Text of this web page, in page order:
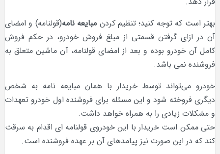
بهتر است که توجه کنید؛ تنظیم کردن مبایعه نامه(قولنامه) و امضای
آن در ازای گرفتن قسمتی از مبلغ فروش خودرو، در حکم فروش
کامل آن خودرو بوده و بعد از امضای قولنامه، آن ماشین متعلق به
فروشنده نمی باشد.
خودرو می‌تواند توسط خریدار با همان مبایعه نامه به شخص
دیگری فروخته شود و این مسئله برای فروشنده اول خودرو تعهدات
و مشکلات زیادی را به همراه خواهد داشت.
حتی ممکن است خریدار با این خودروی قولنامه ای اقدام به سرقت
کند که در این صورت نیز پیامدهای آن بر عهده فروشنده است.